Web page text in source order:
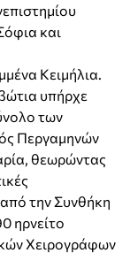
και
Κειμήλια.
υπήρχε
των
Περγαμηνών
θεωρώντας
την Συνθήκη
ηρνείτο
Χειρογράφων